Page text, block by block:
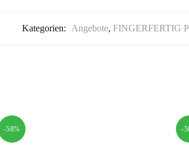
Kategorien: Angebote, FINGERFERTIG
-58% -